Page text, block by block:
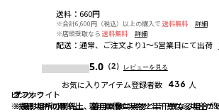
ピンク
※撮影場所の関係上、着用画像は実物と若干異なる場合が
ブラック
※撮影場所の関係上、着用画像は実物と若干異なる場合が
オフホワイト
※撮影場所の関係上、着用画像は実物と若干異なる場合が
送料： 660円
※合計6,600円（税込）以上の購入で 送料無料
詳細
※店頭受取なら 送料無料 詳細
配送： 通常、ご注文より1～5営業日にて出荷
5.0（2） レビューを見る
お気に入りアイテム登録者数 436 人